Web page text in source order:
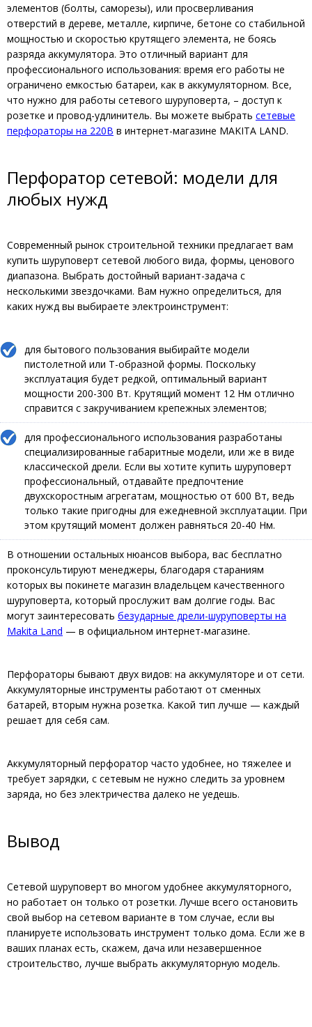
элементов (болты, саморезы), или просверливания
отверстий в дереве, металле, кирпиче, бетоне со стабильной
мощностью и скоростью крутящего элемента, не боясь
разряда аккумулятора. Это отличный вариант для
профессионального использования: время его работы не
ограничено емкостью батареи, как в аккумуляторном. Все,
что нужно для работы сетевого шуруповерта, – доступ к
розетке и провод-удлинитель. Вы можете выбрать сетевые
перфораторы на 220В в интернет-магазине MAKITA LAND.
Перфоратор сетевой: модели для
любых нужд
Современный рынок строительной техники предлагает вам
купить шуруповерт сетевой любого вида, формы, ценового
диапазона. Выбрать достойный вариант-задача с
несколькими звездочками. Вам нужно определиться, для
каких нужд вы выбираете электроинструмент:
для бытового пользования выбирайте модели
пистолетной или Т-образной формы. Поскольку
эксплуатация будет редкой, оптимальный вариант
мощности 200-300 Вт. Крутящий момент 12 Нм отлично
справится с закручиванием крепежных элементов;
для профессионального использования разработаны
специализированные габаритные модели, или же в виде
классической дрели. Если вы хотите купить шуруповерт
профессиональный, отдавайте предпочтение
двухскоростным агрегатам, мощностью от 600 Вт, ведь
только такие пригодны для ежедневной эксплуатации. При
этом крутящий момент должен равняться 20-40 Нм.
В отношении остальных нюансов выбора, вас бесплатно
проконсультируют менеджеры, благодаря стараниям
которых вы покинете магазин владельцем качественного
шуруповерта, который прослужит вам долгие годы. Вас
могут заинтересовать безударные дрели-шуруповерты на
Makita Land — в официальном интернет-магазине.
Перфораторы бывают двух видов: на аккумуляторе и от сети.
Аккумуляторные инструменты работают от сменных
батарей, вторым нужна розетка. Какой тип лучше — каждый
решает для себя сам.
Аккумуляторный перфоратор часто удобнее, но тяжелее и
требует зарядки, с сетевым не нужно следить за уровнем
заряда, но без электричества далеко не уедешь.
Вывод
Сетевой шуруповерт во многом удобнее аккумуляторного,
но работает он только от розетки. Лучше всего остановить
свой выбор на сетевом варианте в том случае, если вы
планируете использовать инструмент только дома. Если же в
ваших планах есть, скажем, дача или незавершенное
строительство, лучше выбрать аккумуляторную модель.